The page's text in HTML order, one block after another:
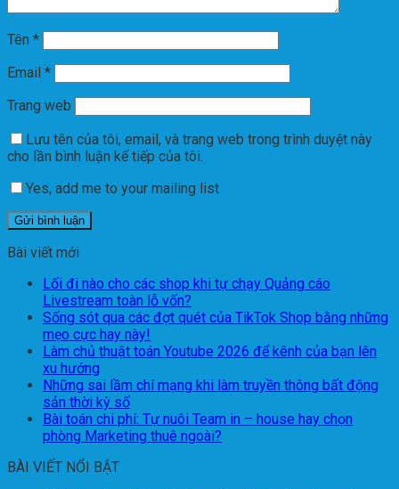
Tên *
Email *
Trang web
Lưu tên của tôi, email, và trang web trong trình duyệt này
cho lần bình luận kế tiếp của tôi.
Yes, add me to your mailing list
Bài viết mới
Lối đi nào cho các shop khi tự chạy Quảng cáo
Livestream toàn lỗ vốn?
Sống sót qua các đợt quét của TikTok Shop bằng những
mẹo cực hay này!
Làm chủ thuật toán Youtube 2026 để kênh của bạn lên
xu hướng
Những sai lầm chí mạng khi làm truyền thông bất động
sản thời kỳ số
Bài toán chi phí: Tự nuôi Team in – house hay chọn
phòng Marketing thuê ngoài?
BÀI VIẾT NỔI BẬT